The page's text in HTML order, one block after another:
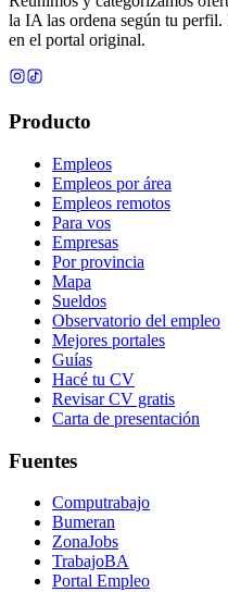
la IA las ordena según tu perfil.
en el portal original.
Producto
Empleos
Empleos por área
Empleos remotos
Para vos
Empresas
Por provincia
Mapa
Sueldos
Observatorio del empleo
Mejores portales
Guías
Hacé tu CV
Revisar CV gratis
Carta de presentación
Fuentes
Computrabajo
Bumeran
ZonaJobs
TrabajoBA
Portal Empleo